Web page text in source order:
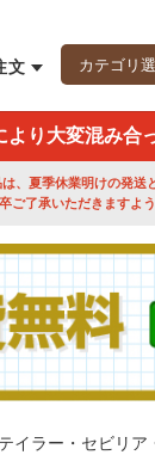
り大変混み合
、夏季休業明けの発送
ご了承いただきますよ
イラー・セビリア
文